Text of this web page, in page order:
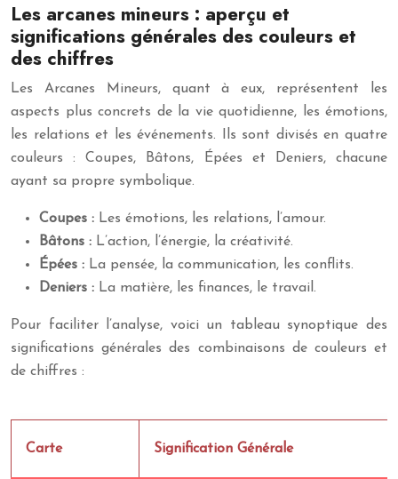
Les arcanes mineurs : aperçu et
significations générales des couleurs et
des chiffres
Les Arcanes Mineurs, quant à eux, représentent les
aspects plus concrets de la vie quotidienne, les émotions,
les relations et les événements. Ils sont divisés en quatre
couleurs : Coupes, Bâtons, Épées et Deniers, chacune
ayant sa propre symbolique.
Coupes : Les émotions, les relations, l’amour.
Bâtons : L’action, l’énergie, la créativité.
Épées : La pensée, la communication, les conflits.
Deniers : La matière, les finances, le travail.
Pour faciliter l’analyse, voici un tableau synoptique des
significations générales des combinaisons de couleurs et
de chiffres :
Carte Signification Générale